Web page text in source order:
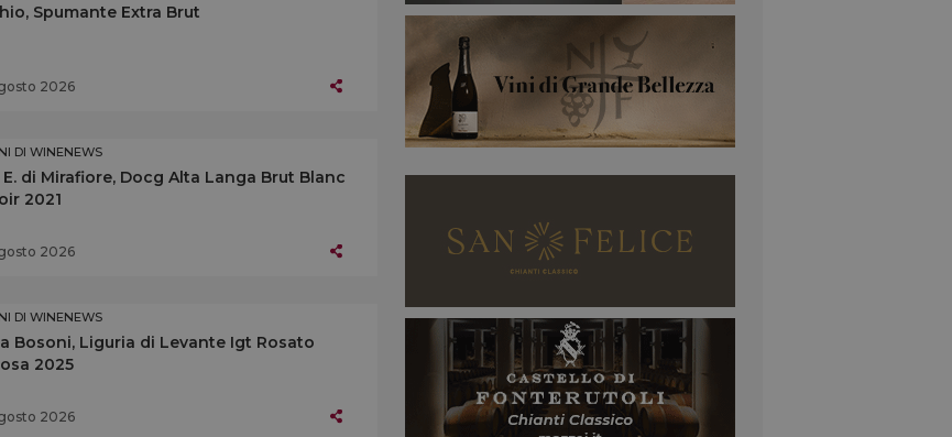
Spumante Extra Brut
2026
DI WINENEWS
E. di Mirafiore, Docg Alta Langa Brut Blanc
2021
2026
DI WINENEWS
Bosoni, Liguria di Levante Igt Rosato
2025
2026